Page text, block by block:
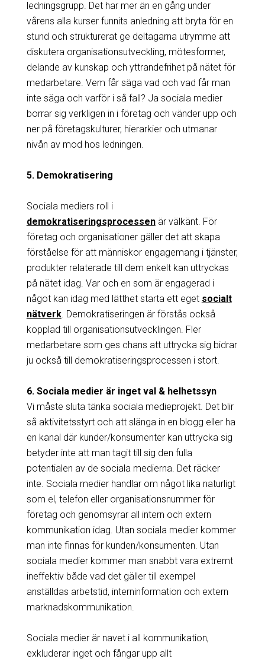
ledningsgrupp. Det har mer än en gång under
vårens alla kurser funnits anledning att bryta för en
stund och strukturerat ge deltagarna utrymme att
diskutera organisationsutveckling, mötesformer,
delande av kunskap och yttrandefrihet på nätet för
medarbetare. Vem får säga vad och vad får man
inte säga och varför i så fall? Ja sociala medier
borrar sig verkligen in i företag och vänder upp och
ner på företagskulturer, hierarkier och utmanar
nivån av mod hos ledningen.
5. Demokratisering
Sociala mediers roll i
demokratiseringsprocessenär välkänt. För
företag och organisationer gäller det att skapa
förståelse för att människor engagemang i tjänster,
produkter relaterade till dem enkelt kan uttryckas
på nätet idag. Var och en som är engagerad i
något kan idag med lätthet starta ett eget socialt
nätverk. Demokratiseringen är förstås också
kopplad till organisationsutvecklingen. Fler
medarbetare som ges chans att uttrycka sig bidrar
ju också till demokratiseringsprocessen i stort.
6. Sociala medier är inget val & helhetssyn
Vi måste sluta tänka sociala medieprojekt. Det blir
så aktivitetsstyrt och att slänga in en blogg eller ha
en kanal där kunder/konsumenter kan uttrycka sig
betyder inte att man tagit till sig den fulla
potentialen av de sociala medierna. Det räcker
inte. Sociala medier handlar om något lika naturligt
som el, telefon eller organisationsnummer för
företag och genomsyrar all intern och extern
kommunikation idag. Utan sociala medier kommer
man inte finnas för kunden/konsumenten. Utan
sociala medier kommer man snabbt vara extremt
ineffektiv både vad det gäller till exempel
anställdas arbetstid, interninformation och extern
marknadskommunikation.
Sociala medier är navet i all kommunikation,
exkluderar inget och fångar upp allt